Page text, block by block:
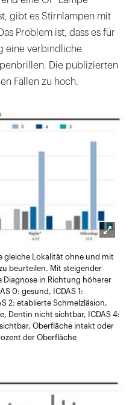
gibt es Stirnlampen mit
Problem ist, dass es für
eine verbindliche
Die publizierten
Fällen zu hoch.
öffnen
gleiche Lokalität ohne und mit
beurteilen. Mit steigender
Diagnose in Richtung höherer
0: gesund, ICDAS 1:
2: etablierte Schmelzläsion,
Dentin nicht sichtbar, ICDAS 4:
Oberfläche intakt oder
der Oberfläche